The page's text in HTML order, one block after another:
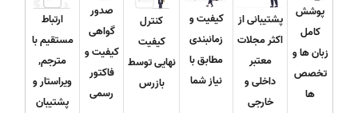
پوشش
کامل
زبان ها و
تخصص
ها
پشتیبانی از
اکثر مجلات
معتبر
داخلی و
خارجی
کیفیت و
زمانبندی
مطابق با
نیاز شما
کنترل
کیفیت
نهایی توسط
بازرس
صدور
گواهی
کیفیت و
فاکتور
رسمی
ارتباط
مستقیم با
مترجم,
ویراستار و
پشتیبان